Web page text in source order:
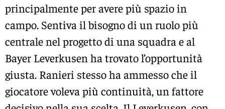
principalmente per avere più spazio in
campo. Sentiva il bisogno di un ruolo più
centrale nel progetto di una squadra e al
Bayer Leverkusen ha trovato l’opportunità
giusta. Ranieri stesso ha ammesso che il
giocatore voleva più continuità, un fattore